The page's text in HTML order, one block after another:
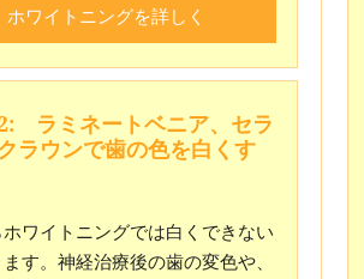
ホワイトニングを詳しく
ラミネートベニア、セラ
ラウンで歯の色を白くす
ワイトニングでは白くできない
す。神経治療後の歯の変色や、